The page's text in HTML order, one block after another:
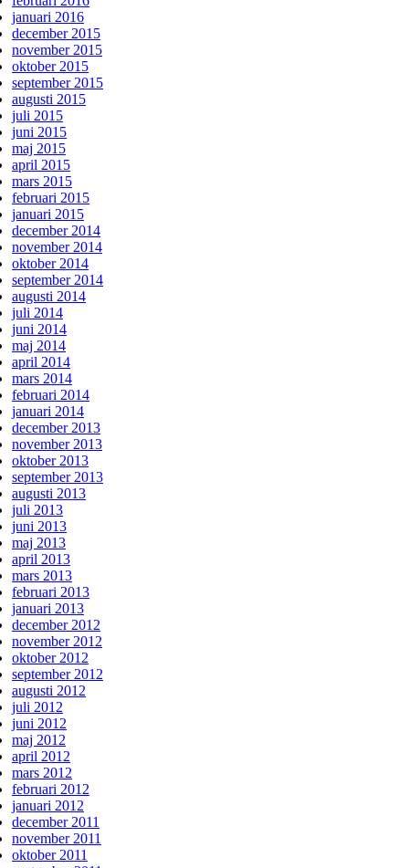
januari 2016
december 2015
november 2015
oktober 2015
september 2015
augusti 2015
juli 2015
juni 2015
maj 2015
april 2015
mars 2015
februari 2015
januari 2015
december 2014
november 2014
oktober 2014
september 2014
augusti 2014
juli 2014
juni 2014
maj 2014
april 2014
mars 2014
februari 2014
januari 2014
december 2013
november 2013
oktober 2013
september 2013
augusti 2013
juli 2013
juni 2013
maj 2013
april 2013
mars 2013
februari 2013
januari 2013
december 2012
november 2012
oktober 2012
september 2012
augusti 2012
juli 2012
juni 2012
maj 2012
april 2012
mars 2012
februari 2012
januari 2012
december 2011
november 2011
oktober 2011